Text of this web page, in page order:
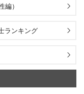
）
ランキング